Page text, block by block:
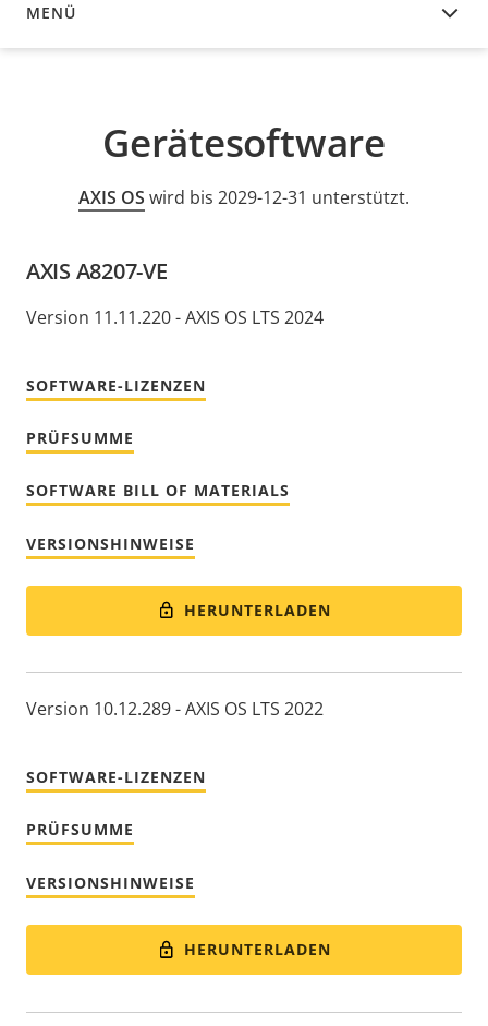
MENÜ
GERÄTESOFTWARE
Gerätesoftware
AXIS OS wird bis 2029-12-31 unterstützt.
AXIS A8207-VE
Version 11.11.220 - AXIS OS LTS 2024
SOFTWARE-LIZENZEN
PRÜFSUMME
SOFTWARE BILL OF MATERIALS
VERSIONSHINWEISE
HERUNTERLADEN
Version 10.12.289 - AXIS OS LTS 2022
SOFTWARE-LIZENZEN
PRÜFSUMME
VERSIONSHINWEISE
HERUNTERLADEN